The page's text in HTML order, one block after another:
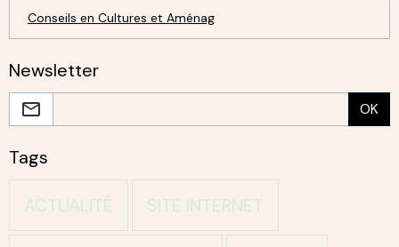
Conseils en Cultures et Aménag
Newsletter
OK
Tags
ACTUALITÉ SITE INTERNET